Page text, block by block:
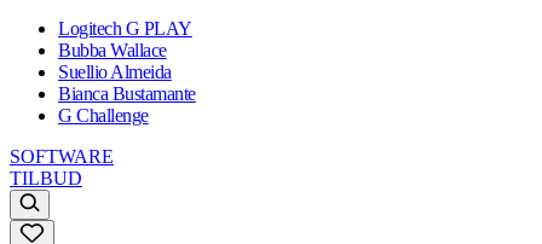
Logitech G PLAY
Bubba Wallace
Suellio Almeida
Bianca Bustamante
G Challenge
SOFTWARE
TILBUD